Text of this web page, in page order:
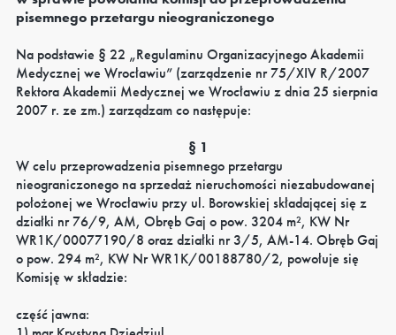
pisemnego przetargu nieograniczonego
Na podstawie § 22 „Regulaminu Organizacyjnego Akademii
Medycznej we Wrocławiu” (zarządzenie nr 75/XIV R/2007
Rektora Akademii Medycznej we Wrocławiu z dnia 25 sierpnia
2007 r. ze zm.) zarządzam co następuje:
§ 1
W celu przeprowadzenia pisemnego przetargu
nieograniczonego na sprzedaż nieruchomości niezabudowanej
położonej we Wrocławiu przy ul. Borowskiej składającej się z
działki nr 76/9, AM, Obręb Gaj o pow. 3204 m², KW Nr
WR1K/00077190/8 oraz działki nr 3/5, AM-14. Obręb Gaj
o pow. 294 m², KW Nr WR1K/00188780/2, powołuje się
Komisję w składzie:
część jawna: